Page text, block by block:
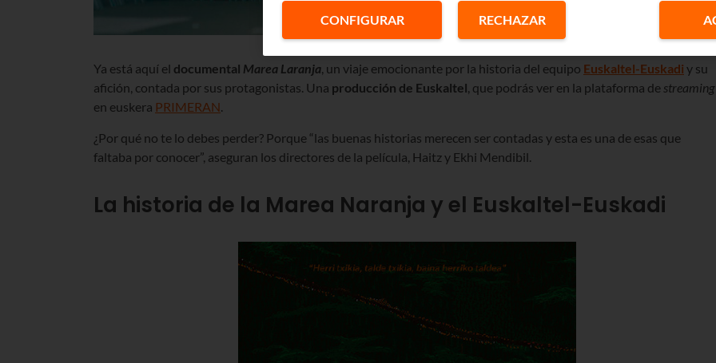
Ya está aquí el documental Marea Laranja, un viaje emocionante por la historia del equipo Euskaltel-Euskadi y su
afición, contada por sus protagonistas. Una producción de Euskaltel, que podrás ver en la plataforma de streaming
en euskera PRIMERAN.
¿Por qué no te lo debes perder? Porque “las buenas historias merecen ser contadas y esta es una de esas que
faltaba por conocer”, aseguran los directores de la película, Haitz y Ekhi Mendibil.
La historia de la Marea Naranja y el Euskaltel-Euskadi
CONFIGURAR RECHAZAR